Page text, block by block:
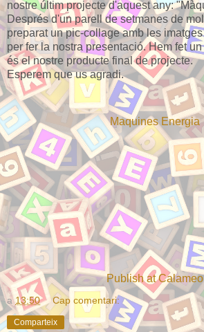
nostre últim projecte d'aquest any:
Després d'un parell de setmanes de
preparat un pic-collage amb les
per fer la nostra presentació. Hem fet
és el nostre producte final de projecte.
Esperem que us agradi.
Maquines Energia
Publish at Calameo
a13:50 Cap comentari:
Comparteix